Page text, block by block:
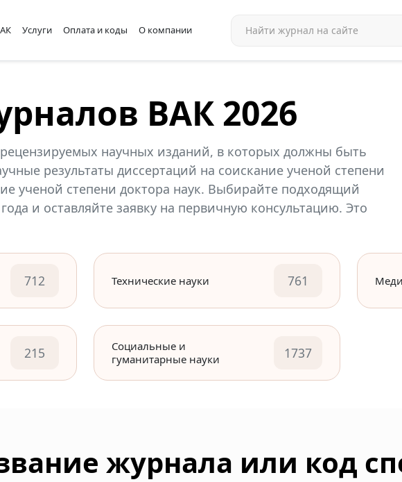
Услуги Оплата и коды О компании
ВАК 2026
научных изданий, в которых должны быть
результаты диссертаций на соискание ученой степени
ученой степени доктора наук. Выбирайте подходящий
и оставляйте заявку на первичную консультацию. Это
712 Технические науки 761
215
Социальные и
гуманитарные науки
1737
журнала или код